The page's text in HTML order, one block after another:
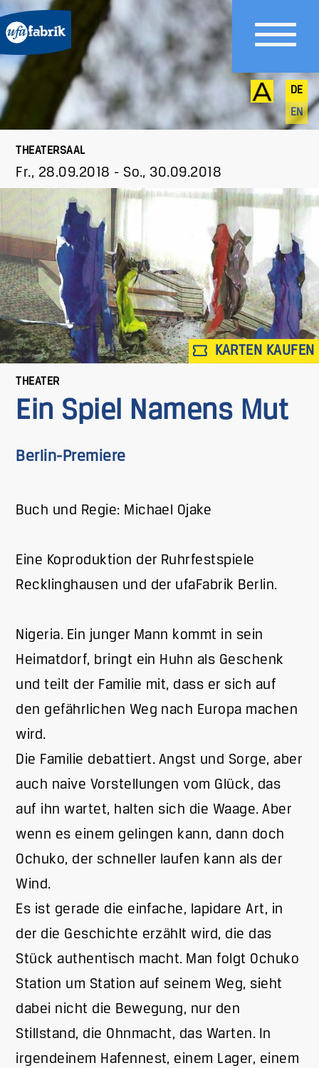
DE
EN
THEATERSAAL
Fr., 28.09.2018 - So., 30.09.2018
KARTEN KAUFEN
THEATER
Ein Spiel Namens Mut
Berlin-Premiere
Buch und Regie: Michael Ojake
Eine Koproduktion der Ruhrfestspiele
Recklinghausen und der ufaFabrik Berlin.
Nigeria. Ein junger Mann kommt in sein
Heimatdorf, bringt ein Huhn als Geschenk
und teilt der Familie mit, dass er sich auf
den gefährlichen Weg nach Europa machen
wird.
Die Familie debattiert. Angst und Sorge, aber
auch naive Vorstellungen vom Glück, das
auf ihn wartet, halten sich die Waage. Aber
wenn es einem gelingen kann, dann doch
Ochuko, der schneller laufen kann als der
Wind.
Es ist gerade die einfache, lapidare Art, in
der die Geschichte erzählt wird, die das
Stück authentisch macht. Man folgt Ochuko
Station um Station auf seinem Weg, sieht
dabei nicht die Bewegung, nur den
Stillstand, die Ohnmacht, das Warten. In
irgendeinem Hafennest, einem Lager, einem